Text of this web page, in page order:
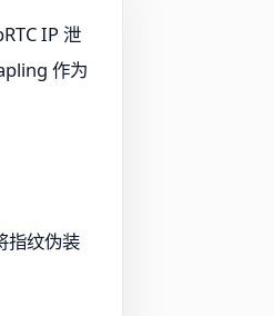
IP 泄
作为
指纹伪装